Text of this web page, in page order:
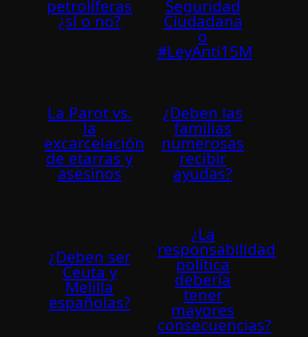
petrolíferas
¿sí o no?
Seguridad
Ciudadana
o
#LeyAnti15M
La Parot vs.
la
excarcelación
de etarras y
asesinos
¿Deben las
familias
numerosas
recibir
ayudas?
¿Deben ser
Ceuta y
Melilla
españolas?
¿La
responsabilidad
política
debería
tener
mayores
consecuencias?